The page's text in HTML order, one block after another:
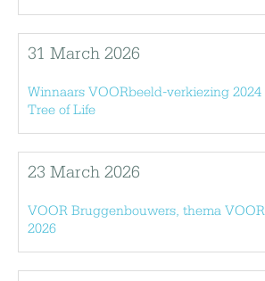
31 March 2026
Winnaars VOORbeeld-verkiezing
Tree of Life
23 March 2026
VOOR Bruggenbouwers, thema
2026